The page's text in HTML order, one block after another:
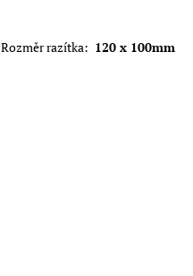
Rozměr razítka: 120 x 100mm